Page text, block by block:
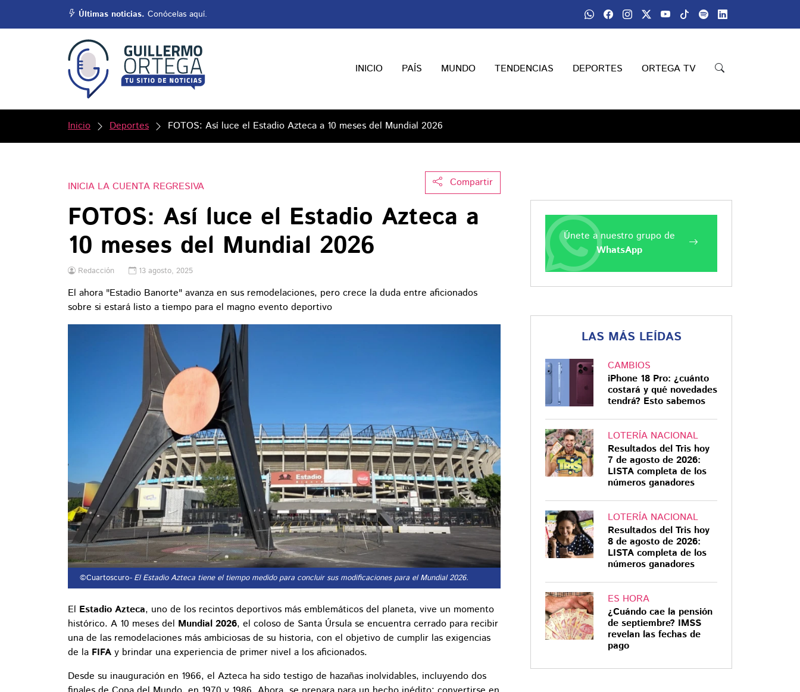
Últimas noticias. Conócelas aquí.
INICIO PAÍS MUNDO TENDENCIAS DEPORTES ORTEGA TV
Inicio Deportes FOTOS: Así luce el Estadio Azteca a 10 meses del Mundial 2026
Compartir
INICIA LA CUENTA REGRESIVA
FOTOS: Así luce el Estadio Azteca a
10 meses del Mundial 2026
Redacción 13 agosto, 2025
El ahora "Estadio Banorte" avanza en sus remodelaciones, pero crece la duda entre aficionados
sobre si estará listo a tiempo para el magno evento deportivo
©Cuartoscuro- El Estadio Azteca tiene el tiempo medido para concluir sus modificaciones para el Mundial 2026.
El Estadio Azteca, uno de los recintos deportivos más emblemáticos del planeta, vive un momento
histórico. A 10 meses del Mundial 2026, el coloso de Santa Úrsula se encuentra cerrado para recibir
una de las remodelaciones más ambiciosas de su historia, con el objetivo de cumplir las exigencias
de la FIFA y brindar una experiencia de primer nivel a los aficionados.
Desde su inauguración en 1966, el Azteca ha sido testigo de hazañas inolvidables, incluyendo dos
Únete a nuestro grupo de
WhatsApp
LAS MÁS LEÍDAS
CAMBIOS
iPhone 18 Pro: ¿cuánto
costará y qué novedades
tendrá? Esto sabemos
LOTERÍA NACIONAL
Resultados del Tris hoy
7 de agosto de 2026:
LISTA completa de los
números ganadores
LOTERÍA NACIONAL
Resultados del Tris hoy
8 de agosto de 2026:
LISTA completa de los
números ganadores
ES HORA
¿Cuándo cae la pensión
de septiembre? IMSS
revelan las fechas de
pago